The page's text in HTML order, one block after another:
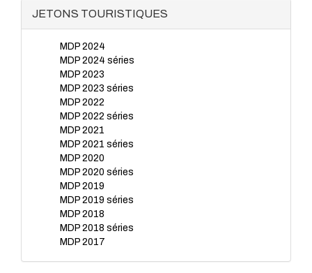
JETONS TOURISTIQUES
MDP 2024
MDP 2024 séries
MDP 2023
MDP 2023 séries
MDP 2022
MDP 2022 séries
MDP 2021
MDP 2021 séries
MDP 2020
MDP 2020 séries
MDP 2019
MDP 2019 séries
MDP 2018
MDP 2018 séries
MDP 2017